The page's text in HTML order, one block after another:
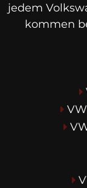
jedem
kommen